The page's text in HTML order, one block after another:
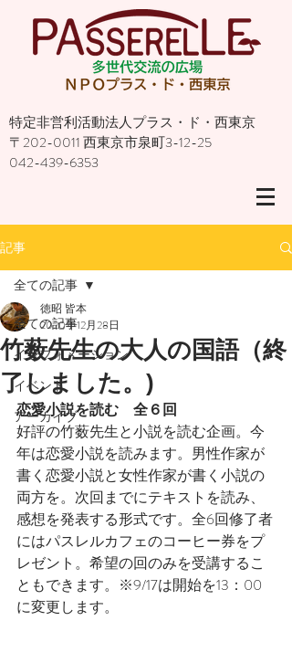
特定非営利活動法人プラス・ド・西東京
〒202-0011 西東京市泉町3-12-25
042-439-6353
記事
全ての記事
インフォメーション
イベント
アーカイブ
全ての記事
竹薮先生の大人の国語（終
了しました。)
徳昭 皆本
2020年12月28日
恋愛小説を読む　全６回
好評の竹薮先生と小説を読む企画。今
年は恋愛小説を読みます。男性作家が
書く恋愛小説と女性作家が書く小説の
両方を。次回までにテキストを読み、
感想を発表する形式です。全6回修了者
にはパスレルカフェのコーヒー券をプ
レゼント。希望の回のみを受講するこ
ともできます。※9/17は開始を13：00
に変更します。